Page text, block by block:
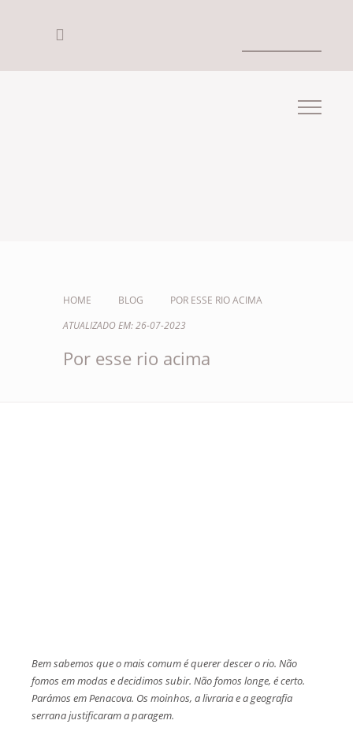
HOME BLOG
POR ESSE RIO ACIMA
ATUALIZADO EM: 26-07-2023
Por esse rio acima
Bem sabemos que o mais comum é querer descer o rio. Não
fomos em modas e decidimos subir. Não fomos longe, é certo.
Parámos em Penacova. Os moinhos, a livraria e a geografia
serrana justificaram a paragem.